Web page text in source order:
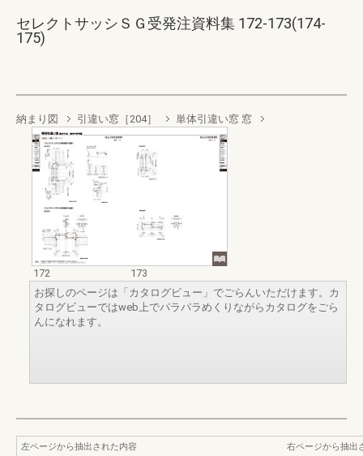
セレクトサッシＳＧ受発注資料集 172-173(174-
175)
納まり図 引違い窓［204］ 単体引違い窓 窓
172
173
お探しのページは「カタログビュー」でごらんいただけます。カ
タログビューではweb上でパラパラめくりながらカタログをごら
んになれます。
左ページから抽出された内容
右ページから抽出